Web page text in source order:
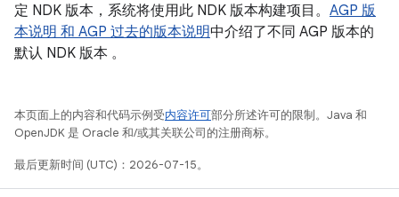
定 NDK 版本，系统将使用此 NDK 版本构建项目。 AGP 版
本说明 和 AGP 过去的版本说明中介绍了不同 AGP 版本的
默认 NDK 版本 。
本页面上的内容和代码示例受内容许可部分所述许可的限制。Java 和
OpenJDK 是 Oracle 和/或其关联公司的注册商标。
最后更新时间 (UTC)：2026-07-15。